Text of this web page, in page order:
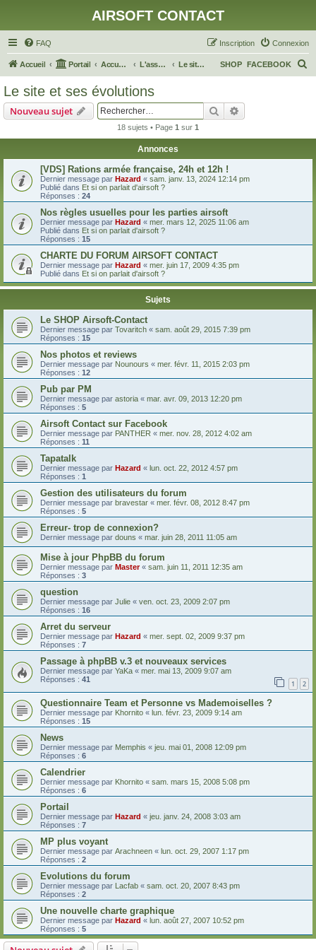
AIRSOFT CONTACT
FAQ Connexion
Inscription
Accueil Portail Accueil du forum L'association et le site Le site et ses évolutions FACEBOOK
SHOP
Le site et ses évolutions
Nouveau sujet Rechercher
18 sujets • Page 1 sur 1
Annonces
[VDS] Rations armée française, 24h et 12h !
Dernier message par Hazard « sam. janv. 13, 2024 12:14 pm
Publié dans Et si on parlait d'airsoft ?
Réponses : 24
Nos règles usuelles pour les parties airsoft
Dernier message par Hazard « mer. mars 12, 2025 11:06 am
Publié dans Et si on parlait d'airsoft ?
Réponses : 15
CHARTE DU FORUM AIRSOFT CONTACT
Dernier message par Hazard « mer. juin 17, 2009 4:35 pm
Publié dans Et si on parlait d'airsoft ?
Sujets
Le SHOP Airsoft-Contact
Dernier message par Tovaritch « sam. août 29, 2015 7:39 pm
Réponses : 15
Nos photos et reviews
Dernier message par Nounours « mer. févr. 11, 2015 2:03 pm
Réponses : 12
Pub par PM
Dernier message par astoria « mar. avr. 09, 2013 12:20 pm
Réponses : 5
Airsoft Contact sur Facebook
Dernier message par PANTHER « mer. nov. 28, 2012 4:02 am
Réponses : 11
Tapatalk
Dernier message par Hazard « lun. oct. 22, 2012 4:57 pm
Réponses : 1
Gestion des utilisateurs du forum
Dernier message par bravestar « mer. févr. 08, 2012 8:47 pm
Réponses : 5
Erreur- trop de connexion?
Dernier message par douns « mar. juin 28, 2011 11:05 am
Mise à jour PhpBB du forum
Dernier message par Master« sam. juin 11, 2011 12:35 am
Réponses : 3
question
Dernier message par Julie « ven. oct. 23, 2009 2:07 pm
Réponses : 16
Arret du serveur
Dernier message par Hazard « mer. sept. 02, 2009 9:37 pm
Réponses : 7
Passage à phpBB v.3 et nouveaux services
Dernier message par YaKa « mer. mai 13, 2009 9:07 am
Réponses : 41 1 2
Questionnaire Team et Personne vs Mademoiselles ?
Dernier message par Khornito « lun. févr. 23, 2009 9:14 am
Réponses : 15
News
Dernier message par Memphis « jeu. mai 01, 2008 12:09 pm
Réponses : 6
Calendrier
Dernier message par Khornito « sam. mars 15, 2008 5:08 pm
Réponses : 6
Portail
Dernier message par Hazard « jeu. janv. 24, 2008 3:03 am
Réponses : 7
MP plus voyant
Dernier message par Arachneen « lun. oct. 29, 2007 1:17 pm
Réponses : 2
Evolutions du forum
Dernier message par Lacfab « sam. oct. 20, 2007 8:43 pm
Réponses : 2
Une nouvelle charte graphique
Dernier message par Hazard « lun. août 27, 2007 10:52 pm
Réponses : 5